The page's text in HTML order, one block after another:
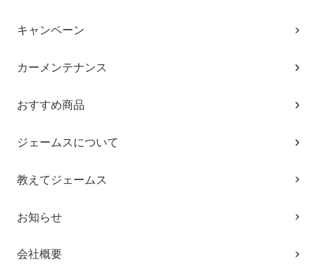
キャンペーン
カーメンテナンス
おすすめ商品
ジェームスについて
教えてジェームス
お知らせ
会社概要